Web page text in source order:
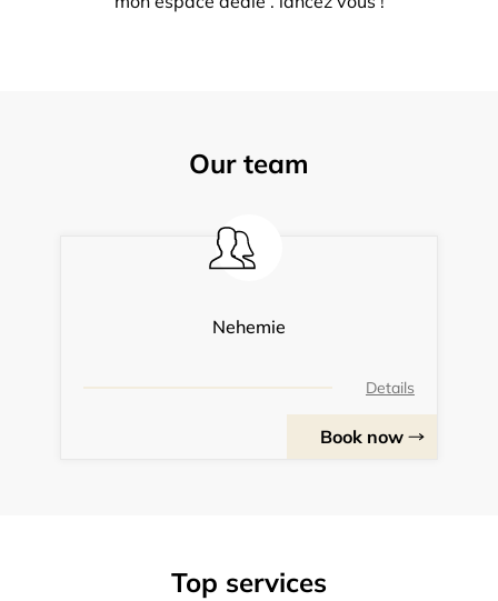
Our team
Nehemie
Details
Book now
Top services